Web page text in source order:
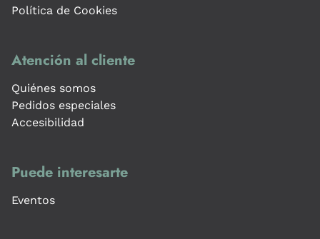
Política de Cookies
Atención al cliente
Quiénes somos
Pedidos especiales
Accesibilidad
Puede interesarte
Eventos